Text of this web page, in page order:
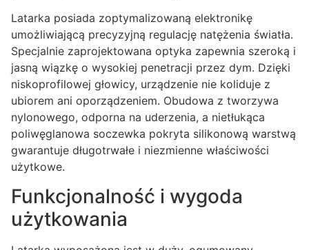
Latarka posiada zoptymalizowaną elektronikę
umożliwiającą precyzyjną regulację natężenia światła.
Specjalnie zaprojektowana optyka zapewnia szeroką i
jasną wiązkę o wysokiej penetracji przez dym. Dzięki
niskoprofilowej głowicy, urządzenie nie koliduje z
ubiorem ani oporządzeniem. Obudowa z tworzywa
nylonowego, odporna na uderzenia, a nietłukąca
poliwęglanowa soczewka pokryta silikonową warstwą
gwarantuje długotrwałe i niezmienne właściwości
użytkowe.
Funkcjonalność i wygoda
użytkowania